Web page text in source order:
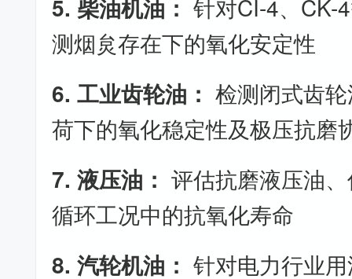
5. 柴油机油： 针对CI-4、CK-
测烟炱存在下的氧化安定性
6. 工业齿轮油： 检测闭式齿
荷下的氧化稳定性及极压抗磨
7. 液压油： 评估抗磨液压油
循环工况中的抗氧化寿命
8. 汽轮机油： 针对电力行业